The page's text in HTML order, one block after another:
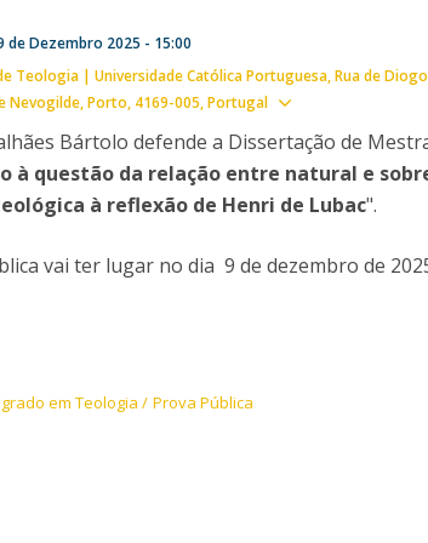
de Dezembro 2025 - 15:00
Teologia | Universidade Católica Portuguesa Rua de
Nevogilde, Porto 4169-005 Portugal
Bártolo defende a Dissertação de
à questão da relação entre natural e
à reflexão de Henri de Lubac".
vai ter lugar no dia 9 de dezembro de
em Teologia
Prova Pública